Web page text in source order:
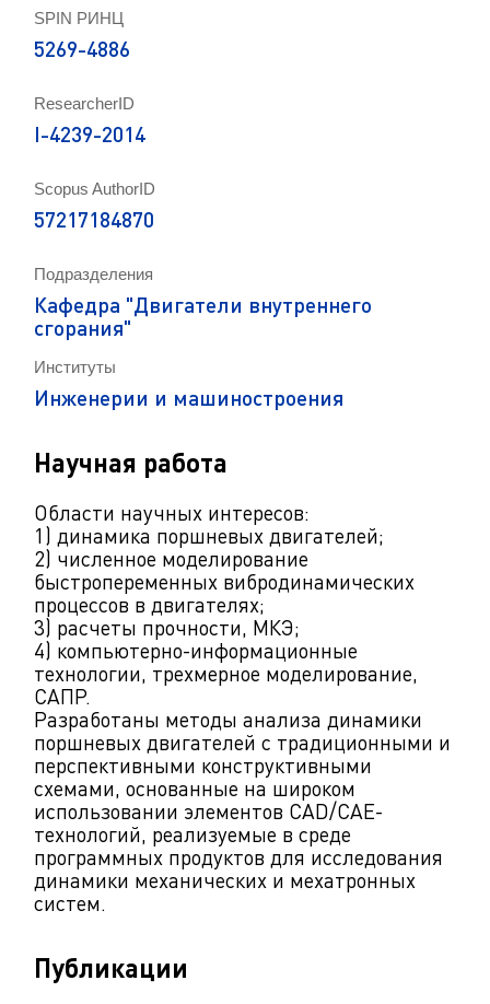
Подразделения
Кафедра "Двигатели внутреннего
сгорания"
Институты
Инженерии и машиностроения
Научная работа
Области научных интересов:
1) динамика поршневых двигателей;
2) численное моделирование
быстропеременных вибродинамических
процессов в двигателях;
3) расчеты прочности, МКЭ;
4) компьютерно-информационные
технологии, трехмерное моделирование,
САПР.
Разработаны методы анализа динамики
поршневых двигателей с традиционными и
перспективными конструктивными
схемами, основанные на широком
использовании элементов CAD/CAE-
технологий, реализуемые в среде
программных продуктов для исследования
динамики механических и мехатронных
систем.
Публикации
SPIN РИНЦ
5269-4886
ResearcherID
I-4239-2014
Scopus AuthorID
57217184870